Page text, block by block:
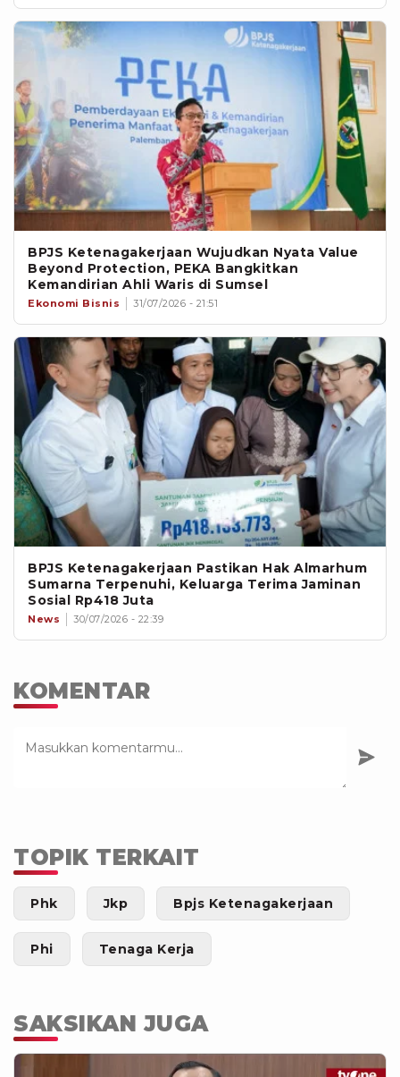
BPJS Ketenagakerjaan Wujudkan Nyata Value
Beyond Protection, PEKA Bangkitkan
Kemandirian Ahli Waris di Sumsel
Ekonomi Bisnis 31/07/2026 - 21:51
BPJS Ketenagakerjaan Pastikan Hak Almarhum
Sumarna Terpenuhi, Keluarga Terima Jaminan
Sosial Rp418 Juta
News 30/07/2026 - 22:39
KOMENTAR
TOPIK TERKAIT
Phk Jkp Bpjs Ketenagakerjaan
Phi Tenaga Kerja
SAKSIKAN JUGA